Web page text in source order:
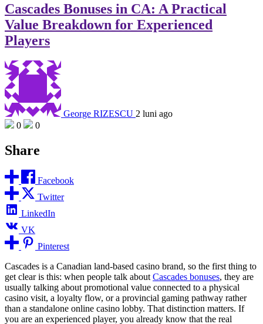
Cascades Bonuses in CA: A Practical
Value Breakdown for Experienced
Players
George RIZESCU 2 luni ago
0
0
Share
Facebook
Twitter
LinkedIn
VK
Pinterest
Cascades is a Canadian land-based casino brand, so the first thing to
get clear is this: when people talk aboutCascades bonuses, they are
usually talking about promotional value connected to a physical
casino visit, a loyalty flow, or a provincial gaming pathway rather
than a standalone online casino lobby. That distinction matters. If
you are an experienced player, you already know that the real